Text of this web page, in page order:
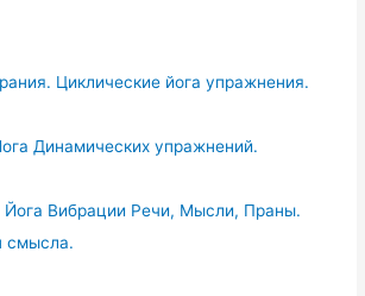
Циклические йога упражнения.
Динамических упражнений.
Йога Вибрации Речи, Мысли, Праны.
смысла.